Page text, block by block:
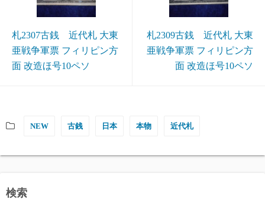
札2307古銭 近代札 大東
亜戦争軍票 フィリピン方
面 改造ほ号10ペソ
札2309古銭 近代札 大東
亜戦争軍票 フィリピン方
面 改造ほ号10ペソ
NEW 古銭 日本 本物 近代札
検索